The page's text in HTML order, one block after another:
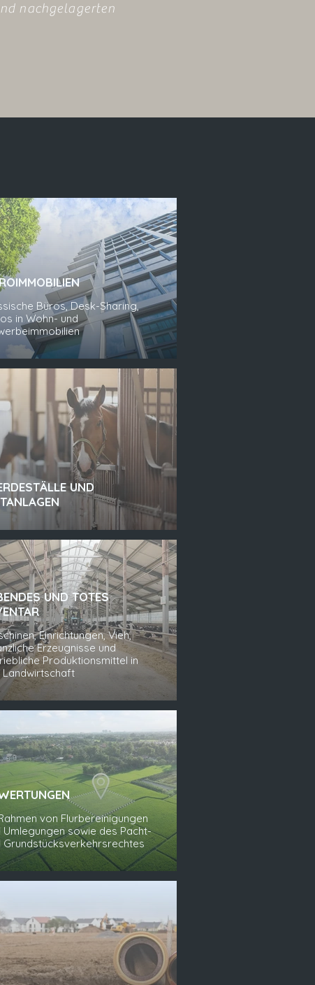
nachgelagerten
Büros, Desk-Sharing,
in Wohn- und
UND
UND TOTES
Einrichtungen, Vieh,
Erzeugnisse und
Produktionsmittel in
Landwirtschaft
von Flurbereinigungen
Umlegungen sowie des Pacht-
Grundstücksverkehrsrechtes